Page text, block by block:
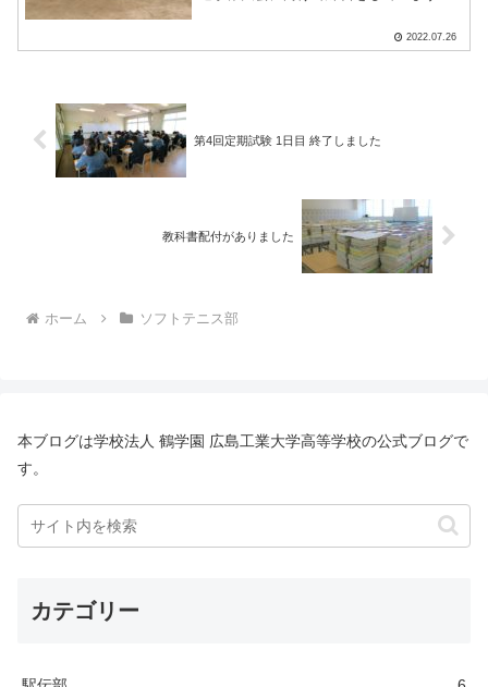
２年生を中心に、練習でしてみたいこ
と、意識したいことを自分たちから顧問
2022.07.26
第4回定期試験 1日目 終了しました
教科書配付がありました
ホーム ソフトテニス部
本ブログは学校法人 鶴学園 広島工業大学高等学校の公式ブログで
す。
カテゴリー